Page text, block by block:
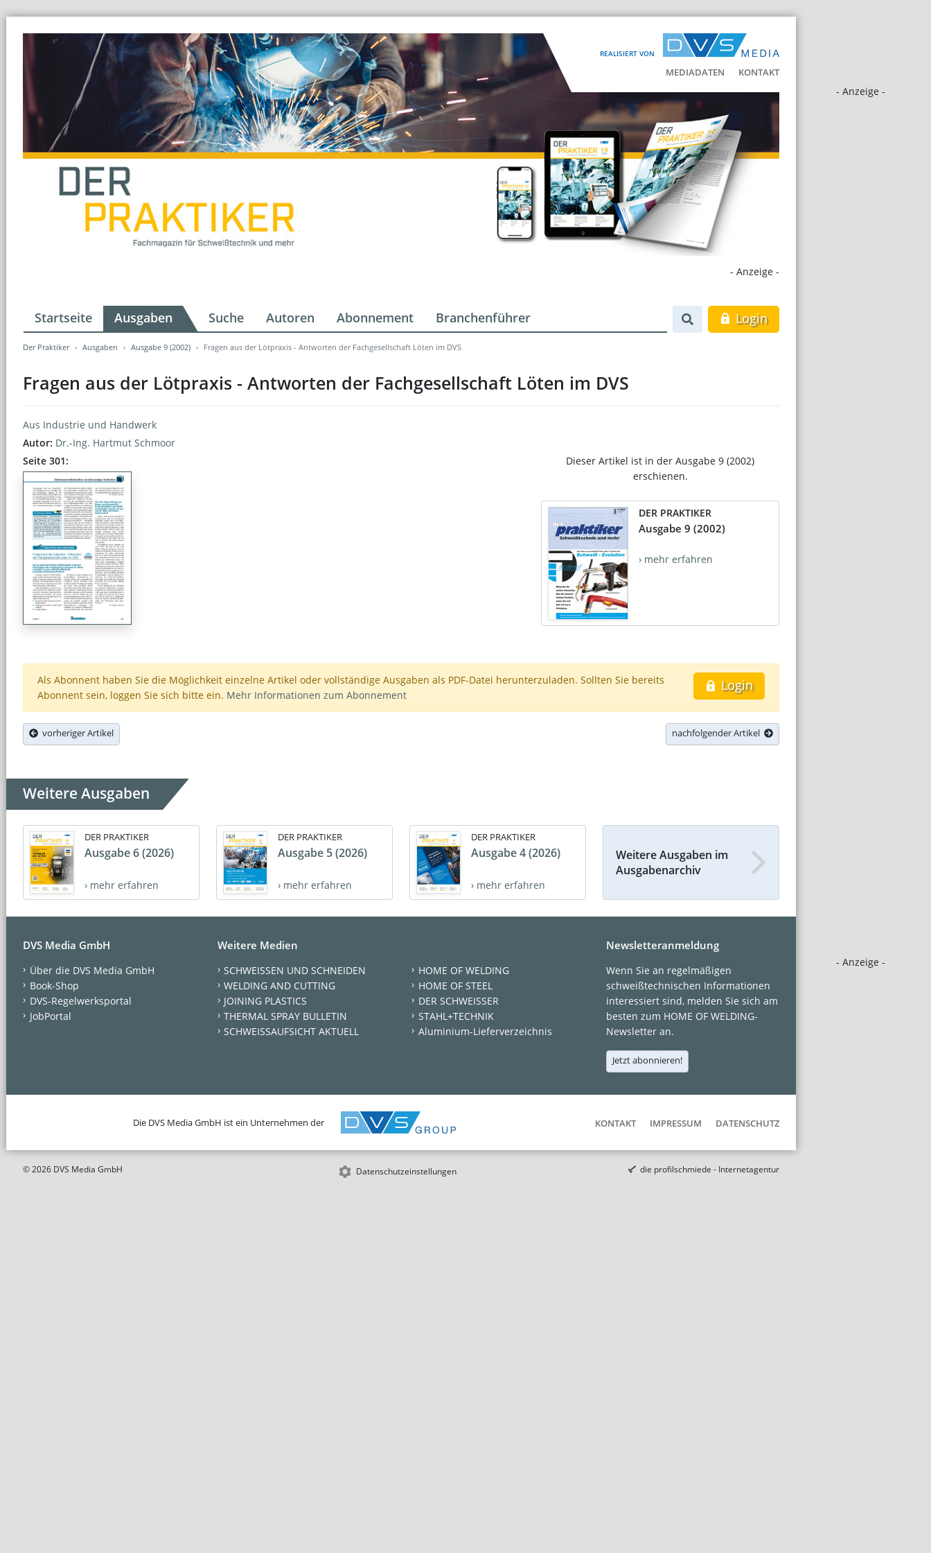
REALISIERT VON
MEDIADATEN KONTAKT
- Anzeige -
- Anzeige -
- Anzeige -
Startseite Ausgaben Suche Autoren Abonnement Branchenführer Login
Der Praktiker Ausgaben Ausgabe 9 (2002) Fragen aus der Lötpraxis - Antworten der Fachgesellschaft Löten im DVS
Fragen aus der Lötpraxis - Antworten der Fachgesellschaft Löten im DVS
Aus Industrie und Handwerk
Autor: Dr.-Ing. Hartmut Schmoor
Seite 301:
Dieser Artikel ist in der Ausgabe 9 (2002)
erschienen.
DER PRAKTIKER
Ausgabe 9 (2002)
› mehr erfahren
Login
Als Abonnent haben Sie die Möglichkeit einzelne Artikel oder vollständige Ausgaben als PDF-Datei herunterzuladen. Sollten Sie bereits
Abonnent sein, loggen Sie sich bitte ein. Mehr Informationen zum Abonnement
vorheriger Artikel nachfolgender Artikel
Weitere Ausgaben
DER PRAKTIKER
Ausgabe 6 (2026)
› mehr erfahren
DER PRAKTIKER
Ausgabe 5 (2026)
› mehr erfahren
DER PRAKTIKER
Ausgabe 4 (2026)
› mehr erfahren
Weitere Ausgaben im
Ausgabenarchiv
DVS Media GmbH
Über die DVS Media GmbH
Book-Shop
DVS-Regelwerksportal
JobPortal
Weitere Medien
SCHWEISSEN UND SCHNEIDEN
WELDING AND CUTTING
JOINING PLASTICS
THERMAL SPRAY BULLETIN
SCHWEISSAUFSICHT AKTUELL
HOME OF WELDING
HOME OF STEEL
DER SCHWEISSER
STAHL+TECHNIK
Aluminium-Lieferverzeichnis
Newsletteranmeldung
Wenn Sie an regelmäßigen
schweißtechnischen Informationen
interessiert sind, melden Sie sich am
besten zum HOME OF WELDING-
Newsletter an.
Jetzt abonnieren!
Die DVS Media GmbH ist ein Unternehmen der KONTAKT IMPRESSUM DATENSCHUTZ
© 2026 DVS Media GmbH Datenschutzeinstellungen die profilschmiede - Internetagentur